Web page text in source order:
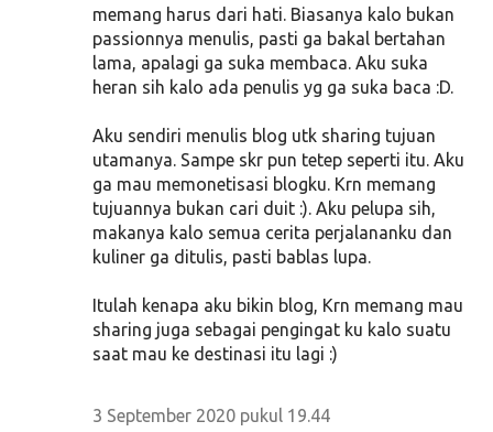
memang harus dari hati. Biasanya kalo bukan
passionnya menulis, pasti ga bakal bertahan
lama, apalagi ga suka membaca. Aku suka
heran sih kalo ada penulis yg ga suka baca :D.
Aku sendiri menulis blog utk sharing tujuan
utamanya. Sampe skr pun tetep seperti itu. Aku
ga mau memonetisasi blogku. Krn memang
tujuannya bukan cari duit :). Aku pelupa sih,
makanya kalo semua cerita perjalananku dan
kuliner ga ditulis, pasti bablas lupa.
Itulah kenapa aku bikin blog, Krn memang mau
sharing juga sebagai pengingat ku kalo suatu
saat mau ke destinasi itu lagi :)
3 September 2020 pukul 19.44